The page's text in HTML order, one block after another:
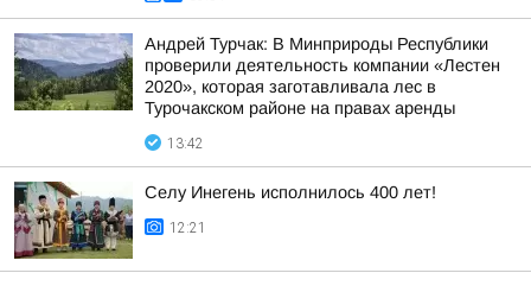
Андрей Турчак: В Минприроды Республики
проверили деятельность компании «Лестен
2020», которая заготавливала лес в
Турочакском районе на правах аренды
13:42
Селу Инегень исполнилось 400 лет!
12:21